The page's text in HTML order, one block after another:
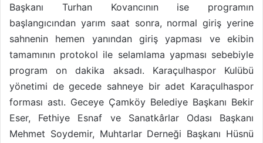
Başkanı Turhan Kovancının ise programın
başlangıcından yarım saat sonra, normal giriş yerine
sahnenin hemen yanından giriş yapması ve ekibin
tamamının protokol ile selamlama yapması sebebiyle
program on dakika aksadı. Karaçulhaspor Kulübü
yönetimi de gecede sahneye bir adet Karaçulhaspor
forması astı. Geceye Çamköy Belediye Başkanı Bekir
Eser, Fethiye Esnaf ve Sanatkârlar Odası Başkanı
Mehmet Soydemir, Muhtarlar Derneği Başkanı Hüsnü